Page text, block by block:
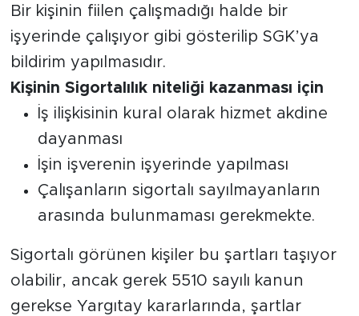
Bir kişinin fiilen çalışmadığı halde bir
işyerinde çalışıyor gibi gösterilip SGK’ya
bildirim yapılmasıdır.
Kişinin Sigortalılık niteliği kazanması için
İş ilişkisinin kural olarak hizmet akdine
dayanması
İşin işverenin işyerinde yapılması
Çalışanların sigortalı sayılmayanların
arasında bulunmaması gerekmekte.
Sigortalı görünen kişiler bu şartları taşıyor
olabilir, ancak gerek 5510 sayılı kanun
gerekse Yargıtay kararlarında, şartlar